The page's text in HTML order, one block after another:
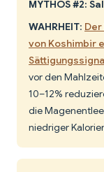
MYTHOS #2:
WAHRHEIT:
von Koshimbir
vor den
10–12%
die
niedriger